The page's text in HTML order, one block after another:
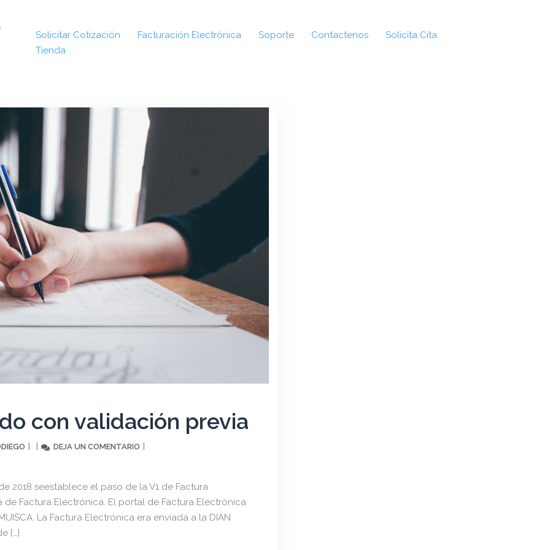
Solicitar Cotización Facturación Electrónica Soporte Contactenos
Solicita Cita
Tienda
con validación previa
DEJA UN COMENTARIO
2018 seestablece el paso de la V1 de Factura
de Factura Electrónica. El portal de Factura Electrónica
La Factura Electrónica era enviada a la DIAN
[…]